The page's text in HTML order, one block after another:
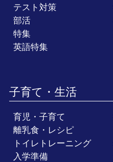
テスト対策
部活
特集
英語特集
子育て・生活
育児・子育て
離乳食・レシピ
トイレトレーニング
入学準備